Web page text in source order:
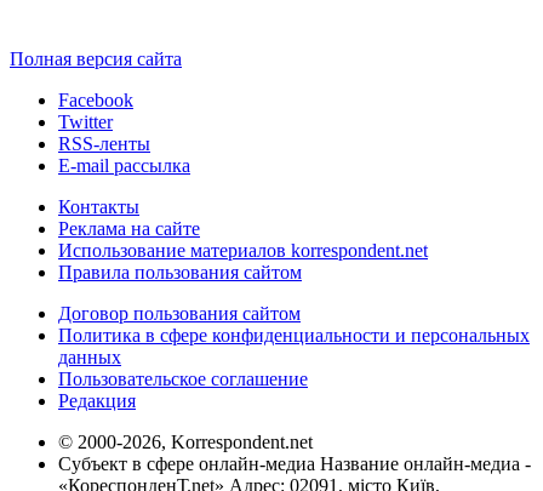
Полная версия сайта
Facebook
Twitter
RSS-ленты
E-mail рассылка
Контакты
Реклама на сайте
Использование материалов korrespondent.net
Правила пользования сайтом
Договор пользования сайтом
Политика в сфере конфиденциальности и персональных
данных
Пользовательское соглашение
Редакция
© 2000-2026, Korrespondent.net
Субъект в сфере онлайн-медиа Название онлайн-медиа -
«КореспонденТ.net» Адрес: 02091, місто Київ,